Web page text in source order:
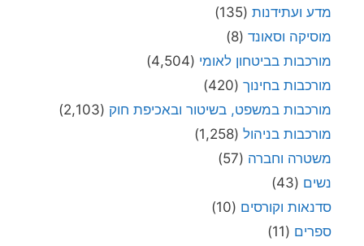
מדע ועתידנות (135)
מוסיקה וסאונד (8)
מורכבות בביטחון לאומי (4,504)
מורכבות בחינוך (420)
מורכבות במשפט, בשיטור ובאכיפת חוק (2,103)
מורכבות בניהול (1,258)
משטרה וחברה (57)
נשים (43)
סדנאות וקורסים (10)
ספרים (11)